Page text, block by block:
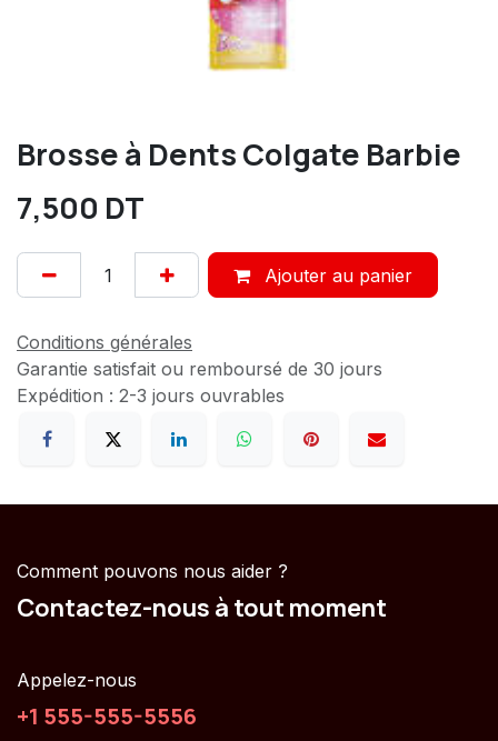
Brosse à Dents Colgate Barbie
7,500 DT
Ajouter au panier
Conditions générales
Garantie satisfait ou remboursé de 30 jours
Expédition : 2-3 jours ouvrables
Comment pouvons nous aider ?
Contactez-nous à tout moment
Appelez-nous
+1 555-555-5556